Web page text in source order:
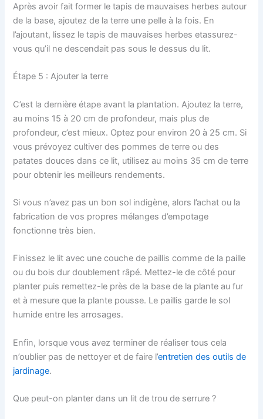
Après avoir fait former le tapis de mauvaises herbes autour
de la base, ajoutez de la terre une pelle à la fois. En
l’ajoutant, lissez le tapis de mauvaises herbes etassurez-
vous qu’il ne descendait pas sous le dessus du lit.
Étape 5 : Ajouter la terre
C’est la dernière étape avant la plantation. Ajoutez la terre,
au moins 15 à 20 cm de profondeur, mais plus de
profondeur, c’est mieux. Optez pour environ 20 à 25 cm. Si
vous prévoyez cultiver des pommes de terre ou des
patates douces dans ce lit, utilisez au moins 35 cm de terre
pour obtenir les meilleurs rendements.
Si vous n’avez pas un bon sol indigène, alors l’achat ou la
fabrication de vos propres mélanges d’empotage
fonctionne très bien.
Finissez le lit avec une couche de paillis comme de la paille
ou du bois dur doublement râpé. Mettez-le de côté pour
planter puis remettez-le près de la base de la plante au fur
et à mesure que la plante pousse. Le paillis garde le sol
humide entre les arrosages.
Enfin, lorsque vous avez terminer de réaliser tous cela
n’oublier pas de nettoyer et de faire l’entretien des outils de
jardinage.
Que peut-on planter dans un lit de trou de serrure ?